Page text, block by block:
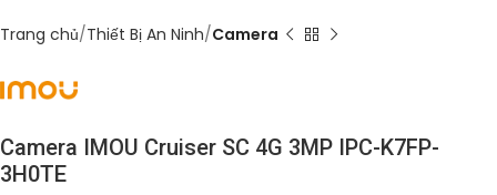
Trang chủ Thiết Bị An Ninh Camera
Camera IMOU Cruiser SC 4G 3MP IPC-K7FP-
3H0TE